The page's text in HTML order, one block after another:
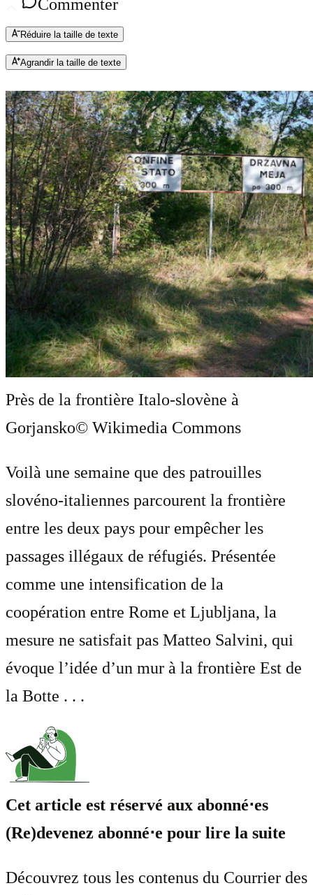
Commenter
Réduire la taille de texte
Agrandir la taille de texte
Près de la frontière Italo-slovène à
Gorjansko© Wikimedia Commons
Voilà une semaine que des patrouilles
slovéno-italiennes parcourent la frontière
entre les deux pays pour empêcher les
passages illégaux de réfugiés. Présentée
comme une intensification de la
coopération entre Rome et Ljubljana, la
mesure ne satisfait pas Matteo Salvini, qui
évoque l’idée d’un mur à la frontière Est de
la Botte . . .
Cet article est réservé aux abonné⋅es
(Re)devenez abonné⋅e pour lire la suite
Découvrez tous les contenus du Courrier des